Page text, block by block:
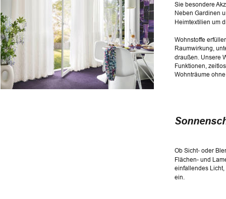
Sie besondere
Neben Gardinen
Heimtextilien um
Wohnstoffe
Raumwirkung,
draußen. Unsere
Funktionen,
Wohnträume
Ob Sicht- oder
Flächen- und
einfallendes
ein.